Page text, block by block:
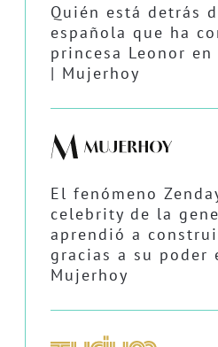
Quién está detrás
española que ha
princesa Leonor en
| Mujerhoy
El fenómeno
celebrity de la
aprendió a
gracias a su
Mujerhoy